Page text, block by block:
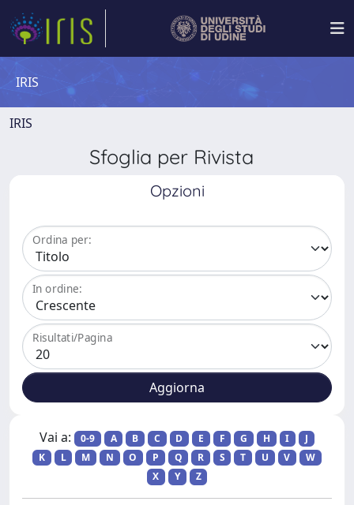
IRIS
IRIS
Sfoglia per Rivista
Opzioni
Ordina per:
In ordine:
Risultati/Pagina
Vai a: 0-9 A B C D E F G H I
J
K
L M N O P Q R S T U V
W
X
Y Z